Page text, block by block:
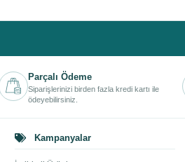
Parçalı Ödeme
Siparişlerinizi birden fazla kredi kartı ile
ödeyebilirsiniz.
Kampanyalar